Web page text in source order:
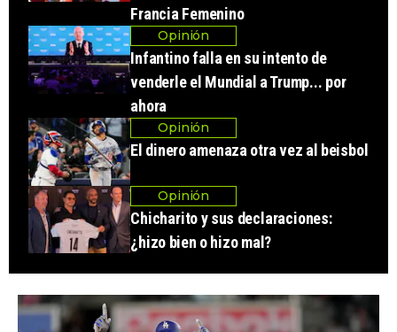
Francia Femenino
Opinión
Infantino falla en su intento de
venderle el Mundial a Trump... por
ahora
Opinión
El dinero amenaza otra vez al beisbol
Opinión
Chicharito y sus declaraciones:
¿hizo bien o hizo mal?